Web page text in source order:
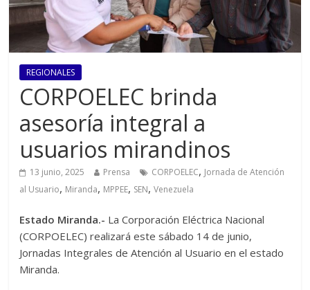
REGIONALES
CORPOELEC brinda
asesoría integral a
usuarios mirandinos
13 junio, 2025 Prensa CORPOELEC, Jornada de Atención
al Usuario, Miranda, MPPEE, SEN,Venezuela
Estado Miranda.- La Corporación Eléctrica Nacional
(CORPOELEC) realizará este sábado 14 de junio,
Jornadas Integrales de Atención al Usuario en el estado
Miranda.